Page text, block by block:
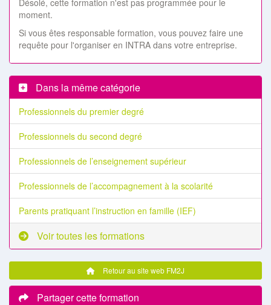
Désolé, cette formation n'est pas programmée pour le
moment.
Si vous êtes responsable formation, vous pouvez faire une
requête pour l'organiser en INTRA dans votre entreprise.
Dans la même catégorie
Professionnels du premier degré
Professionnels du second degré
Professionnels de l’enseignement supérieur
Professionnels de l’accompagnement à la scolarité
Parents pratiquant l’instruction en famille (IEF)
Voir toutes les formations
Retour au site web FM2J
Partager cette formation